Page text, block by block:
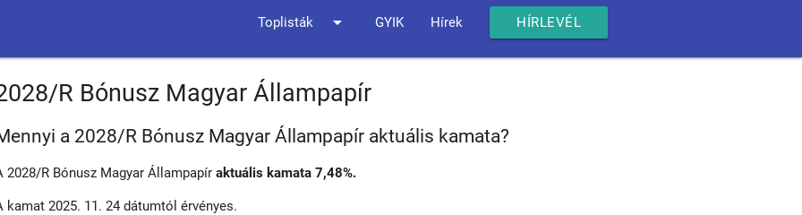
Toplisták arrow_drop_down GYIK Hírek HÍRLEVÉL
R Bónusz Magyar Állampapír
a 2028/R Bónusz Magyar Állampapír aktuális kamata?
2028/R Bónusz Magyar Állampapíraktuális kamata 7,48%.
kamat 2025. 11. 24 dátumtól érvényes.